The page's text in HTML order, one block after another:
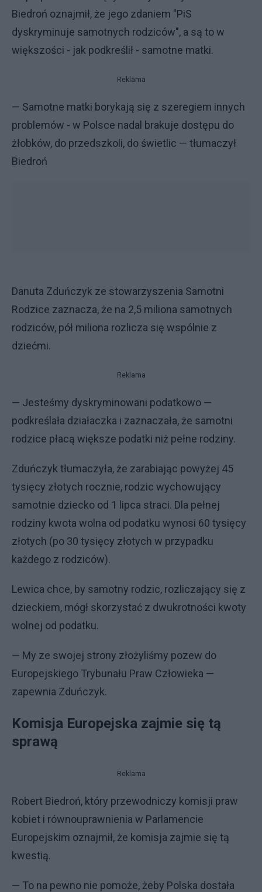
Biedroń oznajmił, że jego zdaniem "PiS
dyskryminuje samotnych rodziców", a są to w
większości - jak podkreślił - samotne matki.
Reklama
— Samotne matki borykają się z szeregiem innych
problemów - w Polsce nadal brakuje dostępu do
żłobków, do przedszkoli, do świetlic — tłumaczył
Biedroń
Danuta Zduńczyk ze stowarzyszenia Samotni
Rodzice zaznacza, że na 2,5 miliona samotnych
rodziców, pół miliona rozlicza się wspólnie z
dziećmi.
Reklama
— Jesteśmy dyskryminowani podatkowo —
podkreślała działaczka i zaznaczała, że samotni
rodzice płacą większe podatki niż pełne rodziny.
Zduńczyk tłumaczyła, że zarabiając powyżej 45
tysięcy złotych rocznie, rodzic wychowujący
samotnie dziecko od 1 lipca straci. Dla pełnej
rodziny kwota wolna od podatku wynosi 60 tysięcy
złotych (po 30 tysięcy złotych w przypadku
każdego z rodziców).
Lewica chce, by samotny rodzic, rozliczający się z
dzieckiem, mógł skorzystać z dwukrotności kwoty
wolnej od podatku.
— My ze swojej strony złożyliśmy pozew do
Europejskiego Trybunału Praw Człowieka —
zapewnia Zduńczyk.
Komisja Europejska zajmie się tą
sprawą
Reklama
Robert Biedroń, który przewodniczy komisji praw
kobiet i równouprawnienia w Parlamencie
Europejskim oznajmił, że komisja zajmie się tą
kwestią.
— To na pewno nie pomoże, żeby Polska dostała